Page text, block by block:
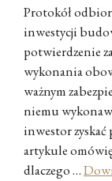
Protokół
inwestycji
potwierdzenie
wykonania
ważnym
niemu
inwestor zyskać
artykule
dlaczego …